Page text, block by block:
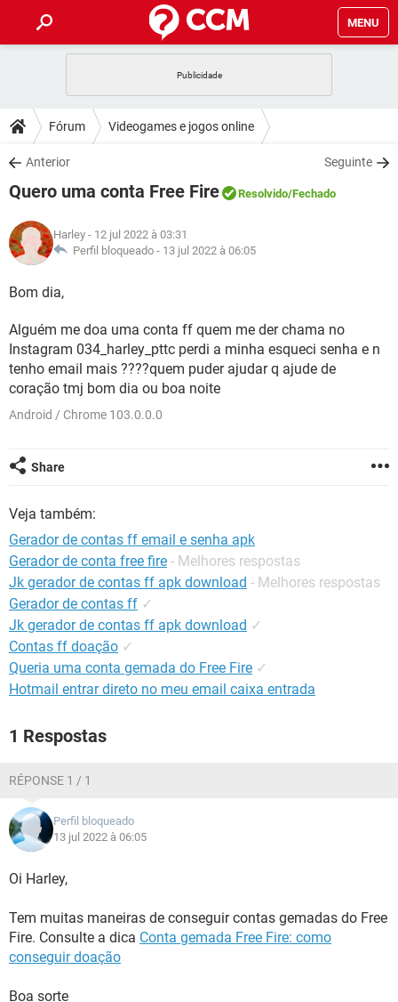
MENU
CELULAR FACEBOOK
OUTLOOK
INSTAGRAM GMAIL
GUIA DE COMPRAS
DICAS
JOGOS WHATSAPP
INSTAGRAM
GUIA DE COMPRAS
DOWNLOADS
JOGOS WHATSAPP
CELULAR
OUTLOOK EXCEL
FÓRUM
JOGOS
CELULAR
OUTLOOK
INSTAGRAM GMAIL
GUIA DE COMPRAS
GLOSSÁRIO
OUTLOOK EXCEL
INSTAGRAM GMAIL
Fórum Videogames e jogos online
Anterior Seguinte
Quero uma conta Free Fire Resolvido/Fechado
Harley - 12 jul 2022 à 03:31
Perfil bloqueado - 13 jul 2022 à 06:05
Bom dia,
Alguém me doa uma conta ff quem me der chama no
Instagram 034_harley_pttc perdi a minha esqueci senha e n
tenho email mais ????quem puder ajudar q ajude de
coração tmj bom dia ou boa noite
Android / Chrome 103.0.0.0
Share
Veja também:
Gerador de contas ff email e senha apk
Gerador de conta free fire - Melhores respostas
Jk gerador de contas ff apk download - Melhores respostas
Gerador de contas ff ✓
Jk gerador de contas ff apk download ✓
Contas ff doação ✓
Queria uma conta gemada do Free Fire ✓
Hotmail entrar direto no meu email caixa entrada
1 Respostas
RÉPONSE 1 / 1
Perfil bloqueado
13 jul 2022 à 06:05
Oi Harley,
Tem muitas maneiras de conseguir contas gemadas do Free
Fire. Consulte a dica Conta gemada Free Fire: como
conseguir doação
Boa sorte